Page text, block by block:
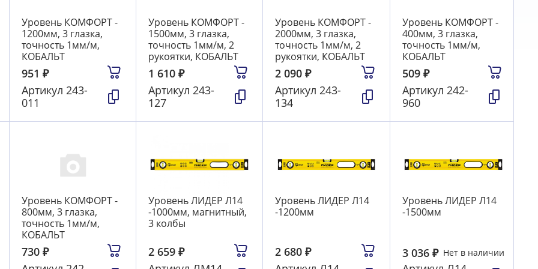
Уровень КОМФОРТ -
1200мм, 3 глазка,
точность 1мм/м,
КОБАЛЬТ
951 ₽
Артикул 243-
011
Уровень КОМФОРТ -
1500мм, 3 глазка,
точность 1мм/м, 2
рукоятки, КОБАЛЬТ
1 610 ₽
Артикул 243-
127
Уровень КОМФОРТ -
2000мм, 3 глазка,
точность 1мм/м, 2
рукоятки, КОБАЛЬТ
2 090₽
Артикул243-
134
Уровень КОМФОРТ -
400мм, 3 глазка,
точность 1мм/м,
КОБАЛЬТ
509 ₽
Артикул 242-
960
Уровень КОМФОРТ -
800мм, 3 глазка,
точность 1мм/м,
КОБАЛЬТ
730 ₽
Уровень ЛИДЕР Л14
-1000мм, магнитный,
3 колбы
2 659 ₽
Уровень ЛИДЕР Л14
-1200мм
2 680₽
Уровень ЛИДЕР Л14
-1500мм
3 036 ₽ Нет в наличии